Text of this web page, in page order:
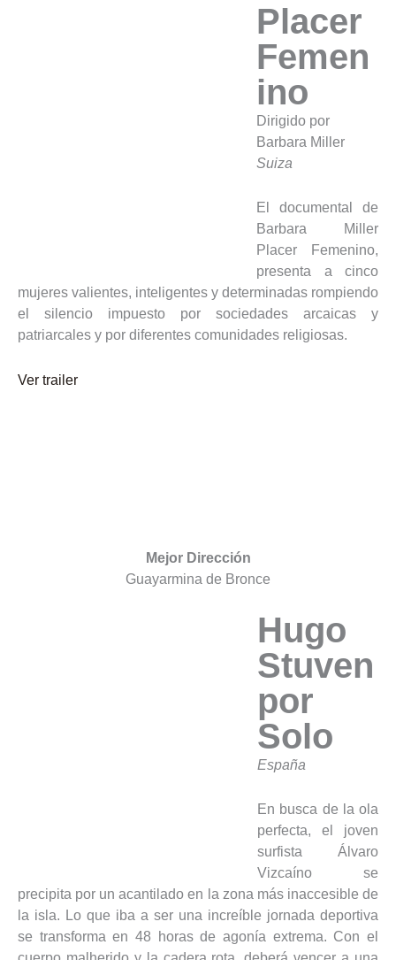
Placer
Femen
ino
Dirigido por
Barbara Miller
Suiza
El documental de
Barbara Miller
Placer Femenino,
presenta a cinco
mujeres valientes, inteligentes y determinadas rompiendo
el silencio impuesto por sociedades arcaicas y
patriarcales y por diferentes comunidades religiosas.
Ver trailer
Mejor Dirección
Guayarmina de Bronce
Hugo
Stuven
por
Solo
España
En busca de la ola
perfecta, el joven
surfista Álvaro
Vizcaíno se
precipita por un acantilado en la zona más inaccesible de
la isla. Lo que iba a ser una increíble jornada deportiva
se transforma en 48 horas de agonía extrema. Con el